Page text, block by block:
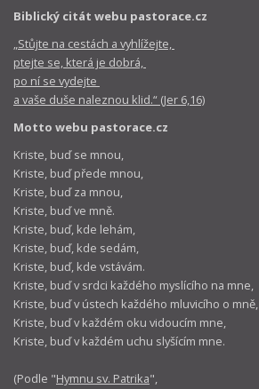
Biblický citát webu pastorace.cz
„Stůjte na cestách a vyhlížejte,
ptejte se, která je dobrá,
po ní se vydejte
a vaše duše naleznou klid.“ (Jer 6,16)
Motto webu pastorace.cz
Kriste, buď se mnou,
Kriste, buď přede mnou,
Kriste, buď za mnou,
Kriste, buď ve mně.
Kriste, buď, kde lehám,
Kriste, buď, kde sedám,
Kriste, buď, kde vstávám.
Kriste, buď v srdci každého myslícího na mne,
Kriste, buď v ústech každého mluvicího o mně,
Kriste, buď v každém oku vidoucím mne,
Kriste, buď v každém uchu slyšícím mne.
(Podle "Hymnu sv. Patrika",